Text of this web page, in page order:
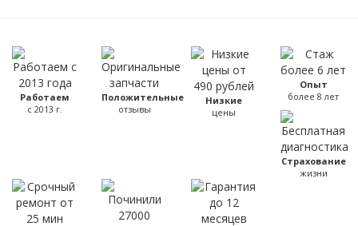
Работаем
с 2013 г.
Положительные
отзывы
Низкие
цены
Опыт
более 8 лет
Страхование
жизни